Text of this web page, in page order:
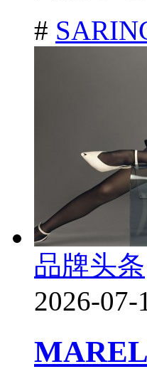
#
品牌头条
2026-07-